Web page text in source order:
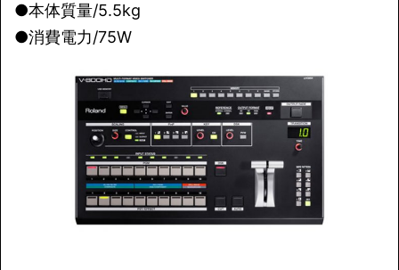
●本体質量/5.5kg
●消費電力/75W